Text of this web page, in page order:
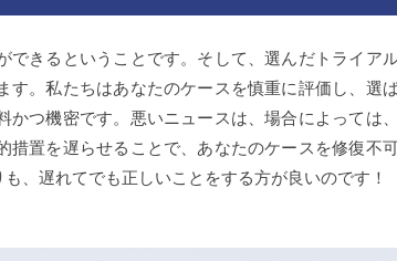
きるということです。そして、選んだトライア
。私たちはあなたのケースを慎重に評価し、選
つ機密です。悪いニュースは、場合によっては
置を遅らせることで、あなたのケースを修復不
、遅れてでも正しいことをする方が良いのです！